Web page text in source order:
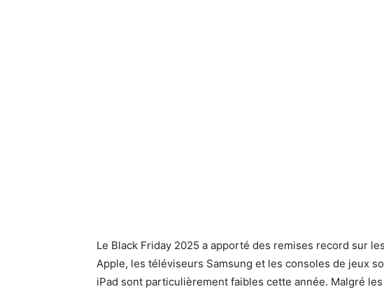
Le Black Friday 2025 a apporté des remises record sur
Apple, les téléviseurs Samsung et les consoles de jeux
iPad sont particulièrement faibles cette année. Malgré